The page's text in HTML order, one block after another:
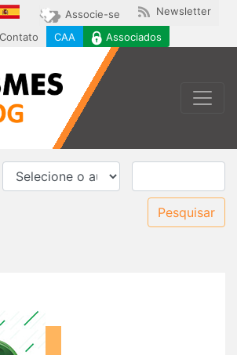
Associe-se Newsletter
Contato CAA Associados
Pesquisar